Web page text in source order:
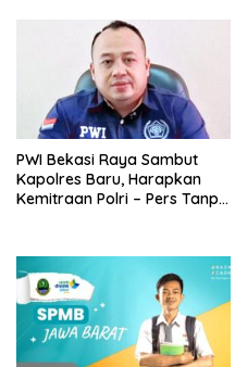
PWI Bekasi Raya Sambut
Kapolres Baru, Harapkan
Kemitraan Polri – Pers Tanpa